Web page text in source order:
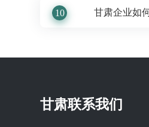
10 甘肃企业如
甘肃联系我们